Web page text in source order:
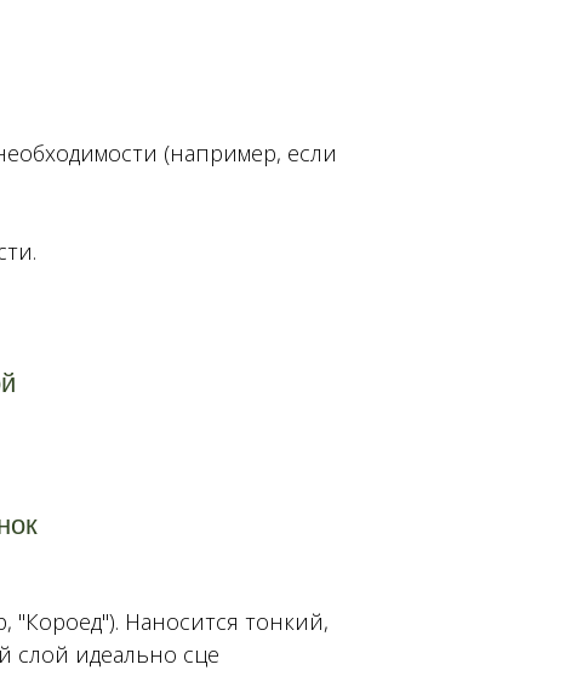
(например, если
"Короед"). Наносится тонкий,
слой идеально сце